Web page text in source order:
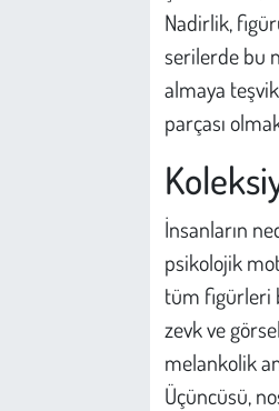
Nadirlik,
serilerde bu
almaya
parçası
İnsanların
psikolojik
tüm figürleri
zevk ve
melankolik
Üçüncüsü,